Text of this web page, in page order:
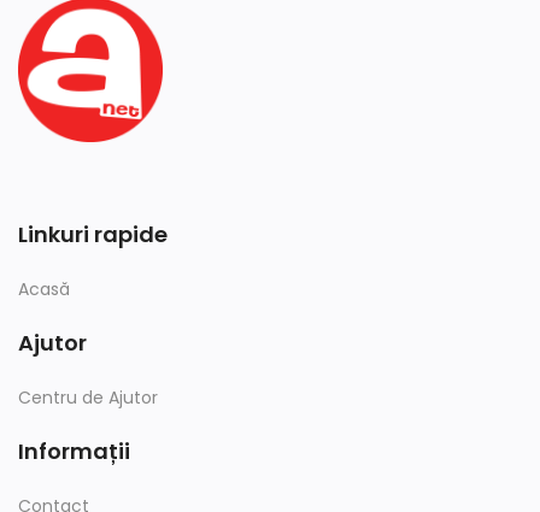
Linkuri rapide
Acasă
Ajutor
Centru de Ajutor
Informații
Contact